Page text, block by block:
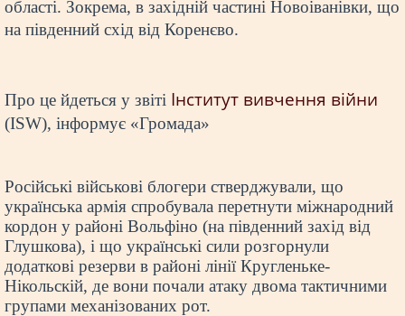
області. Зокрема, в західній частині Новоіванівки, що
на південний схід від Коренєво.
Про це йдеться у звіті Інститут вивчення війни
(ISW), інформує «Громада»
Російські військові блогери стверджували, що
українська армія спробувала перетнути міжнародний
кордон у районі Вольфіно (на південний захід від
Глушкова), і що українські сили розгорнули
додаткові резерви в районі лінії Кругленьке-
Нікольскій, де вони почали атаку двома тактичними
групами механізованих рот.